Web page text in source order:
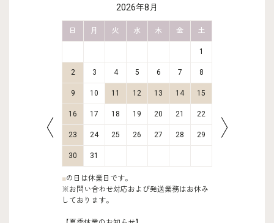
2026年8月
日 月 火 水 木 金 土
1
2 3 4 5 6 7 8
9 10 11 12 13 14 15
16 17 18 19 20 21 22
23 24 25 26 27 28 29
30 31
■の日は休業日です。
※お問い合わせ対応および発送業務はお休み
しております。